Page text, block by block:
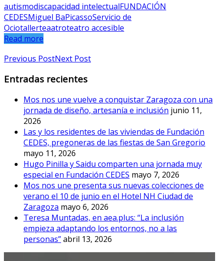
autismodiscapacidad intelectualFUNDACIÓN
CEDESMiguel BaPicassoServicio de
Ociotallerteaatroteatro accesible
Read more
Previous PostNext Post
Entradas recientes
Mos nos une vuelve a conquistar Zaragoza con una
jornada de diseño, artesanía e inclusión junio 11,
2026
Las y los residentes de las viviendas de Fundación
CEDES, pregoneras de las fiestas de San Gregorio
mayo 11, 2026
Hugo Pinilla y Saidu comparten una jornada muy
especial en Fundación CEDES mayo 7, 2026
Mos nos une presenta sus nuevas colecciones de
verano el 10 de junio en el Hotel NH Ciudad de
Zaragoza mayo 6, 2026
Teresa Muntadas, en aea.plus: “La inclusión
empieza adaptando los entornos, no a las
personas”abril 13, 2026